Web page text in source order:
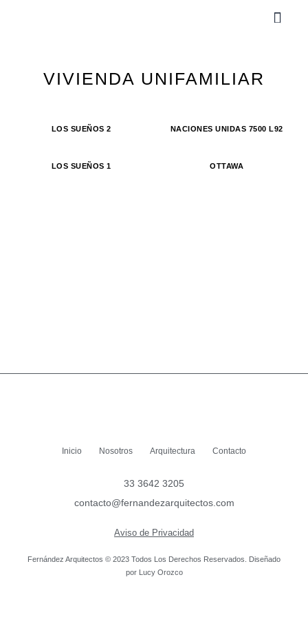
VIVIENDA UNIFAMILIAR
LOS SUEÑOS 2 NACIONES UNIDAS 7500 L92
LOS SUEÑOS 1 OTTAWA
Inicio Nosotros Arquitectura Contacto
33 3642 3205
contacto@fernandezarquitectos.com
Aviso de Privacidad
Fernández Arquitectos © 2023 Todos Los Derechos Reservados. Diseñado
por Lucy Orozco